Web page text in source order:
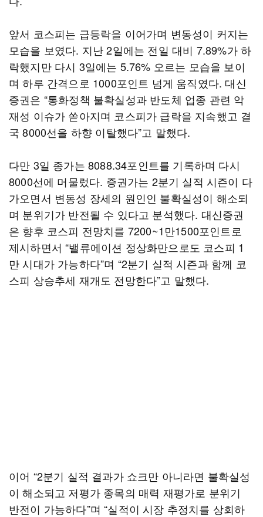
앞서 코스피는 급등락을 이어가며 변동성이 커지는
모습을 보였다. 지난 2일에는 전일 대비 7.89%가 하
락했지만 다시 3일에는 5.76% 오르는 모습을 보이
며 하루 간격으로 1000포인트 넘게 움직였다. 대신
증권은 “통화정책 불확실성과 반도체 업종 관련 악
재성 이슈가 쏟아지며 코스피가 급락을 지속했고 결
국 8000선을 하향 이탈했다”고 말했다.
다만 3일 종가는 8088.34포인트를 기록하며 다시
8000선에 머물렀다. 증권가는 2분기 실적 시즌이 다
가오면서 변동성 장세의 원인인 불확실성이 해소되
며 분위기가 반전될 수 있다고 분석했다. 대신증권
은 향후 코스피 전망치를 7200~1만1500포인트로
제시하면서 “밸류에이션 정상화만으로도 코스피 1
만 시대가 가능하다”며 “2분기 실적 시즌과 함께 코
스피 상승추세 재개도 전망한다”고 말했다.
이어 “2분기 실적 결과가 쇼크만 아니라면 불확실성
이 해소되고 저평가 종목의 매력 재평가로 분위기
반전이 가능하다”며 “실적이 시장 추정치를 상회하